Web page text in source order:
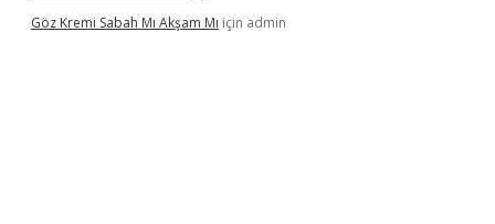
Göz Kremi Sabah Mı Akşam Mı için admin